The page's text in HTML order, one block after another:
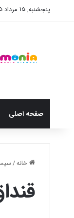
پنجشنبه, 15 مرداد 1405
صفحه اصلی
خانه/